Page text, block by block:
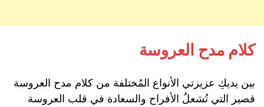
كلام مدح العروسة
بين يديكِ عزيزتي الأنواع المُختلفة من كلام مدح العروسة
قصير التي تُشعلُ الأفراح والسعادة في قلب العروسة